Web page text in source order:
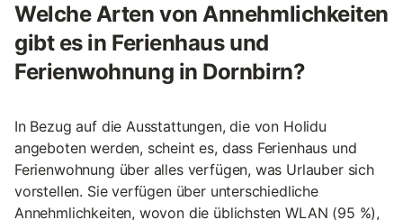
Welche Arten von Annehmlichkeiten
gibt es in Ferienhaus und
Ferienwohnung in Dornbirn?
In Bezug auf die Ausstattungen, die von Holidu
angeboten werden, scheint es, dass Ferienhaus und
Ferienwohnung über alles verfügen, was Urlauber sich
vorstellen. Sie verfügen über unterschiedliche
Annehmlichkeiten, wovon die üblichsten WLAN (95 %),